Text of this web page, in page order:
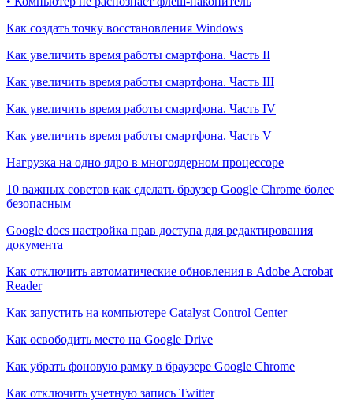
Как создать точку восстановления Windows
Как увеличить время работы смартфона. Часть II
Как увеличить время работы смартфона. Часть III
Как увеличить время работы смартфона. Часть IV
Как увеличить время работы смартфона. Часть V
Нагрузка на одно ядро в многоядерном процессоре
10 важных советов как сделать браузер Google Chrome более
безопасным
Google docs настройка прав доступа для редактирования
документа
Как отключить автоматические обновления в Adobe Acrobat
Reader
Как запустить на компьютере Catalyst Control Center
Как освободить место на Google Drive
Как убрать фоновую рамку в браузере Google Chrome
Как отключить учетную запись Twitter